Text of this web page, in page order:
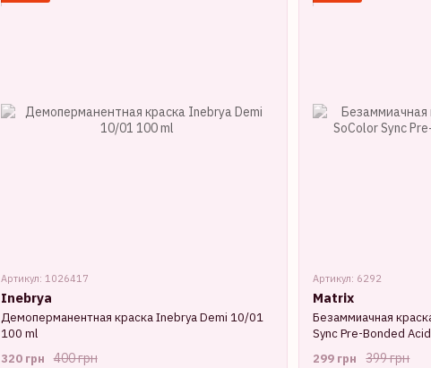
Артикул: 1026417
Inebrya
Демоперманентная краска Inebrya Demi 10/01
100 ml
400 грн
320 грн
Артикул: 6292
Matrix
Безаммиачная
Sync Pre-Bonded
399 грн
299 грн